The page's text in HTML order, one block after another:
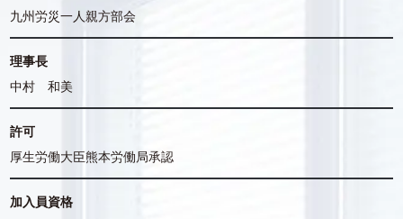
九州労災一人親方部会
理事長
中村 和美
許可
厚生労働大臣熊本労働局承認
加入員資格